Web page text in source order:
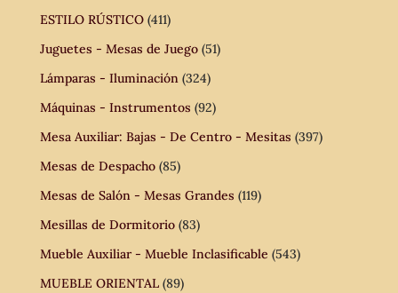
ESTILO RÚSTICO (411)
Juguetes - Mesas de Juego (51)
Lámparas - Iluminación (324)
Máquinas - Instrumentos (92)
Mesa Auxiliar: Bajas - De Centro - Mesitas (397)
Mesas de Despacho (85)
Mesas de Salón - Mesas Grandes (119)
Mesillas de Dormitorio (83)
Mueble Auxiliar - Mueble Inclasificable (543)
MUEBLE ORIENTAL (89)